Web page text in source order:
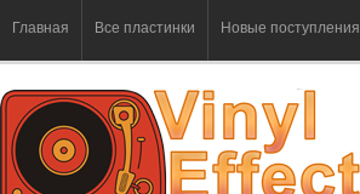
Главная Все пластинки Новые поступления